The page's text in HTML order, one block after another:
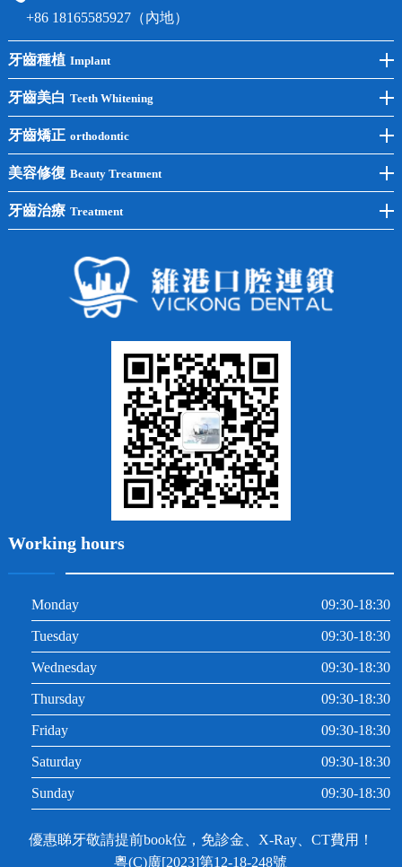
+86 18165585927（內地）
牙齒種植 Implant
前牙種植
後牙種植
單顆種植
半口種植
全口種植
牙齒美白 Teeth Whitening
冷光美白
洗牙
黃黑牙
四環素牙
常見問題
牙齒矯正 orthodontic
牙齒矯正
兒童矯正
牙列不齊
美容修復 Beauty Treatment
全瓷牙
牙齒治療 Treatment
Working hours
Monday 09:30-18:30
Tuesday 09:30-18:30
Wednesday 09:30-18:30
Thursday 09:30-18:30
Friday 09:30-18:30
Saturday 09:30-18:30
Sunday 09:30-18:30
優惠睇牙敬請提前book位，免診金、X-Ray、CT費用！
粵(C)廣[2023]第12-18-248號